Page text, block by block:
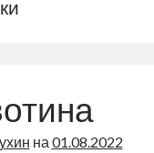
на 01.08.2022